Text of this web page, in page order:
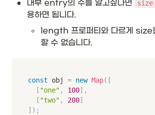
• 내부 entry의 수를 알고싶다면 size
용하면 됩니다.
◦
length 프로퍼티와 다르게 size
할 수 없습니다.
const obj = new Map( [
[ "one" , 100] ,
[ "two" , 200]
] ) ;